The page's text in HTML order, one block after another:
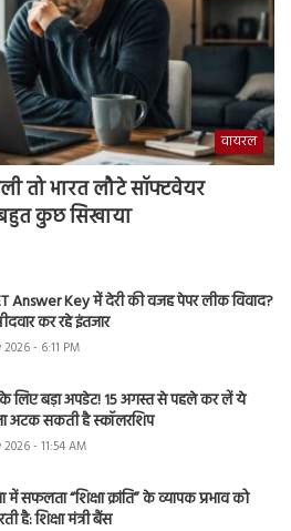
वायरल
तो भारत लौटे सॉफ्टवेयर
कुछ सिखाया
Answer Key में देरी की वजह पेपर लीक विवाद?
कर रहे इंतजार
- 6:11 PM
के लिए बड़ा अपडेट! 15 अगस्त से पहले कर लें ये
अटक सकती है स्कॉलरशिप
- 11:54 AM
में सफलता “शिक्षा क्रांति” के व्यापक प्रभाव को
है: शिक्षा मंत्री बैंस